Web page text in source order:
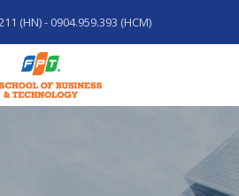
(HN) - 0904.959.393 (HCM)